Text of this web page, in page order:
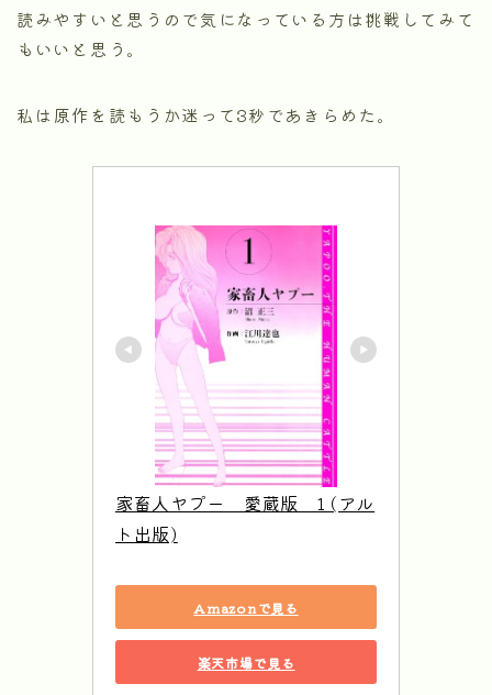
読みやすいと思うので気になっている方は挑戦してみて
もいいと思う。
私は原作を読もうか迷って3秒であきらめた。
家畜人ヤプー　愛蔵版　1 (アル
ト出版)
Amazonで見る
楽天市場で見る